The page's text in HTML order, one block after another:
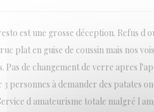
est une grosse déception. Refus d
plat en guise de coussin mais nos
Pas de changement de verre apres
personnes à demander des patates
d amateurisme totale malgré l